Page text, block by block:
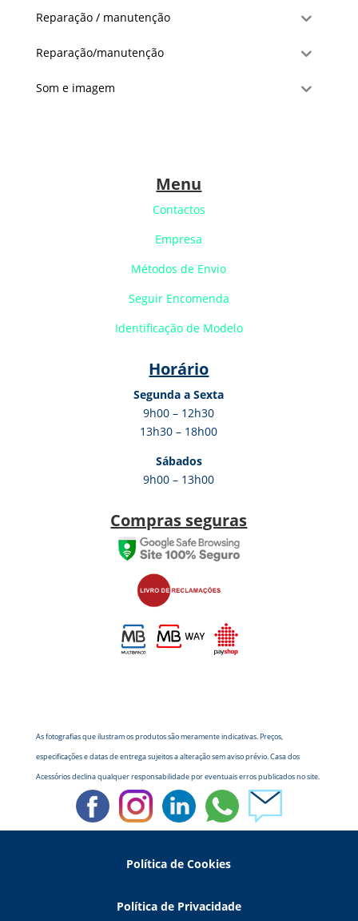
Reparação / manutenção
Reparação/manutenção
Som e imagem
Menu
Contactos
Empresa
Métodos de Envio
Seguir Encomenda
Identificação de Modelo
Horário
Segunda a Sexta
9h00 – 12h30
13h30 – 18h00
Sábados
9h00 – 13h00
Compras seguras
As fotografias que ilustram os produtos são meramente indicativas. Preços,
especificações e datas de entrega sujeitos a alteração sem aviso prévio. Casa dos
Acessórios declina qualquer responsabilidade por eventuais erros publicados no site.
Política de Cookies
Política de Privacidade